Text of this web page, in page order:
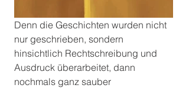
Denn die Geschichten wurden nicht
nur geschrieben, sondern
hinsichtlich Rechtschreibung und
Ausdruck überarbeitet, dann
nochmals ganz sauber